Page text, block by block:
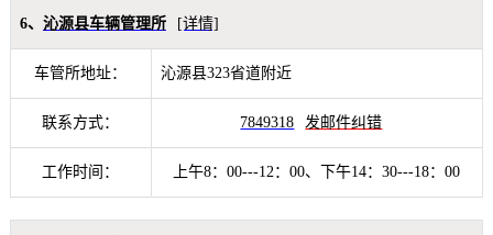
6、 沁源县车辆管理所 [详情]
车管所地址： 沁源县323省道附近
联系方式： 7849318 发邮件纠错
工作时间： 上午8：00---12：00、下午14：30---18：00